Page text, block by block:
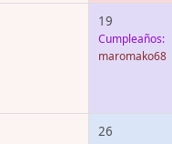
19
Cumpleaños:
maromako68
26